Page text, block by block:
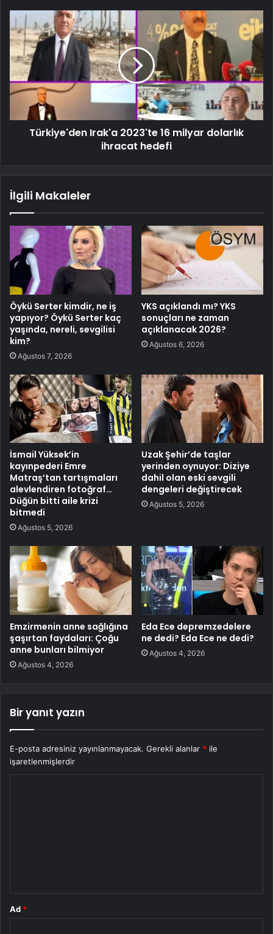
Türkiye'den Irak'a 2023'te 16 milyar dolarlık
ihracat hedefi
İlgili Makaleler
Öykü Serter kimdir, ne iş
yapıyor? Öykü Serter kaç
yaşında, nereli, sevgilisi
kim?
Ağustos 7, 2026
YKS açıklandı mı? YKS
sonuçları ne zaman
açıklanacak 2026?
Ağustos 6, 2026
İsmail Yüksek’in
kayınpederi Emre
Matraş’tan tartışmaları
alevlendiren fotoğraf…
Düğün bitti aile krizi
bitmedi
Ağustos 5, 2026
Uzak Şehir’de taşlar
yerinden oynuyor: Diziye
dahil olan eski sevgili
dengeleri değiştirecek
Ağustos 5, 2026
Emzirmenin anne sağlığına
şaşırtan faydaları: Çoğu
anne bunları bilmiyor
Ağustos 4, 2026
Eda Ece depremzedelere
ne dedi? Eda Ece ne dedi?
Ağustos 4, 2026
Bir yanıt yazın
E-posta adresiniz yayınlanmayacak. Gerekli alanlar * ile
işaretlenmişlerdir
Ad *